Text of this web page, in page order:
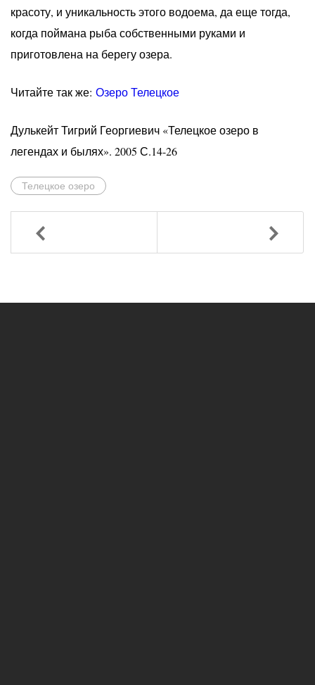
красоту, и уникальность этого водоема, да еще тогда,
когда поймана рыба собственными руками и
приготовлена на берегу озера.
Читайте так же: Озеро Телецкое
Дулькейт Тигрий Георгиевич «Телецкое озеро в
легендах и былях». 2005 С.14-26
Телецкое озеро
Назад Вперед